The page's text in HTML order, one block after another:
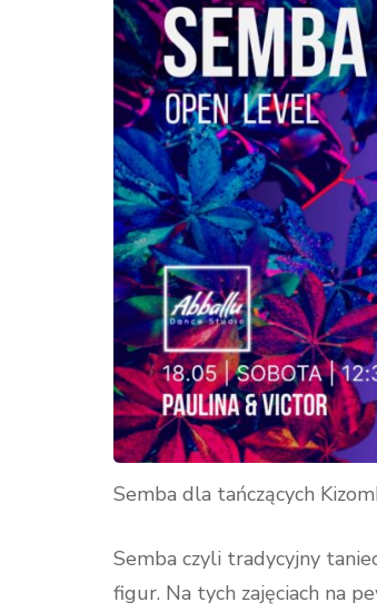
Semba dla tańczących
Semba czyli tradycyjny
figur. Na tych zajęciach na